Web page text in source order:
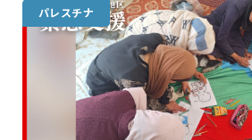
ガザ
パレスチナ